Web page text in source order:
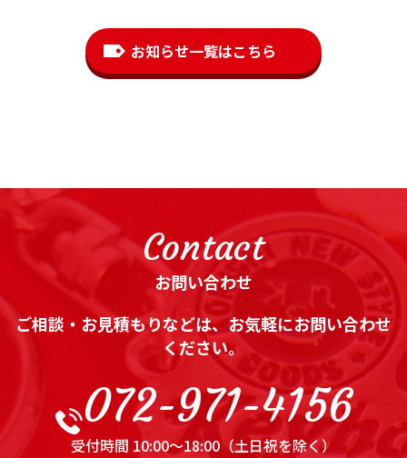
お知らせ一覧はこちら
Contact
お問い合わせ
ご相談・お見積もりなどは、お気軽にお問い合わせ
ください。
072-971-4156
受付時間 10:00～18:00（土日祝を除く）